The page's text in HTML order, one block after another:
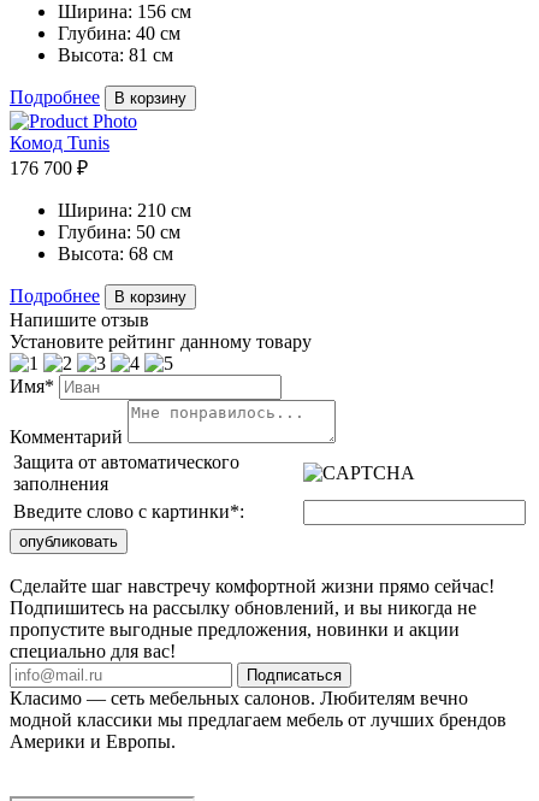
Ширина: 156 см
Глубина: 40 см
Высота: 81 см
Подробнее В корзину
Комод Tunis
176 700 ₽
Ширина: 210 см
Глубина: 50 см
Высота: 68 см
Подробнее В корзину
Напишите отзыв
Установите рейтинг данному товару
Имя*
Комментарий
Защита от автоматического
заполнения
Введите слово с картинки*:
Сделайте шаг навстречу комфортной жизни прямо сейчас!
Подпишитесь на рассылку обновлений, и вы никогда не
пропустите выгодные предложения, новинки и акции
специально для вас!
Подписаться
Класимо — cеть мебельных салонов. Любителям вечно
модной классики мы предлагаем мебель от лучших брендов
Америки и Европы.